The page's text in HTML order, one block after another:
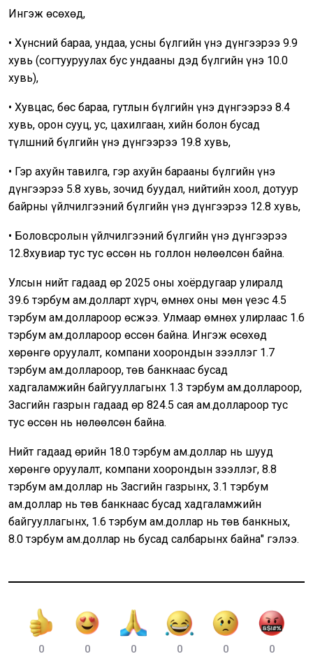
Ингэж өсөхөд,
• Хүнсний бараа, ундаа, усны бүлгийн үнэ дүнгээрээ 9.9
хувь (согтууруулах бус ундааны дэд бүлгийн үнэ 10.0
хувь),
• Хувцас, бөс бараа, гутлын бүлгийн үнэ дүнгээрээ 8.4
хувь, орон сууц, ус, цахилгаан, хийн болон бусад
түлшний бүлгийн үнэ дүнгээрээ 19.8 хувь,
• Гэр ахуйн тавилга, гэр ахуйн барааны бүлгийн үнэ
дүнгээрээ 5.8 хувь, зочид буудал, нийтийн хоол, дотуур
байрны үйлчилгээний бүлгийн үнэ дүнгээрээ 12.8 хувь,
• Боловсролын үйлчилгээний бүлгийн үнэ дүнгээрээ
12.8хувиар тус тус өссөн нь голлон нөлөөлсөн байна.
Улсын нийт гадаад өр 2025 оны хоёрдугаар улиралд
39.6 тэрбум ам.долларт хүрч, өмнөх оны мөн үеэс 4.5
тэрбум ам.доллароор өсжээ. Улмаар өмнөх улирлаас 1.6
тэрбум ам.доллароор өссөн байна. Ингэж өсөхөд
хөрөнгө оруулалт, компани хоорондын зээллэг 1.7
тэрбум ам.доллароор, төв банкнаас бусад
хадгаламжийн байгууллагынх 1.3 тэрбум ам.доллароор,
Засгийн газрын гадаад өр 824.5 сая ам.доллароор тус
тус өссөн нь нөлөөлсөн байна.
Нийт гадаад өрийн 18.0 тэрбум ам.доллар нь шууд
хөрөнгө оруулалт, компани хоорондын зээллэг, 8.8
тэрбум ам.доллар нь Засгийн газрынх, 3.1 тэрбум
ам.доллар нь төв банкнаас бусад хадгаламжийн
байгууллагынх, 1.6 тэрбум ам.доллар нь төв банкных,
8.0 тэрбум ам.доллар нь бусад салбарынх байна" гэлээ.
0 0 0 0 0 0